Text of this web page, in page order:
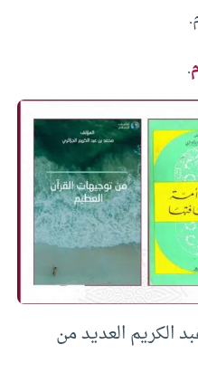
.
الكريم العديد من